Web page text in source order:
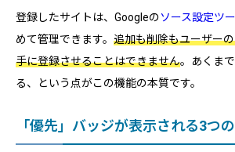
登録したサイトは、Googleのソース設定ツ
めて管理できます。 追加も削除もユーザー
手に登録させることはできません。あくま
る、という点がこの機能の本質です。
「優先」バッジが表示される3つ